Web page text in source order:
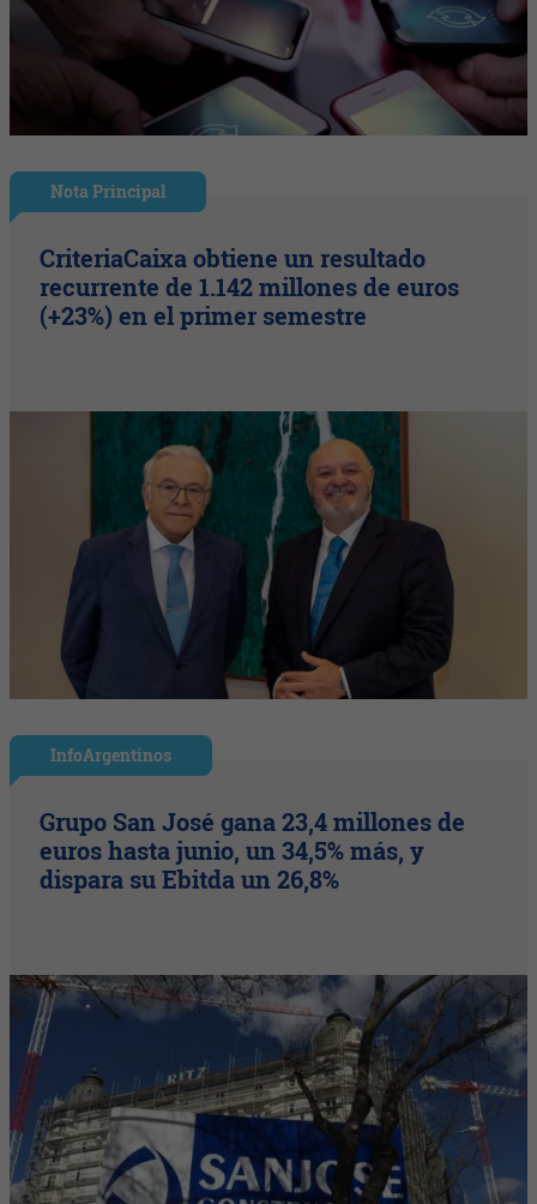
Nota Principal
CriteriaCaixa obtiene un resultado
recurrente de 1.142 millones de euros
(+23%) en el primer semestre
InfoArgentinos
Grupo San José gana 23,4 millones de
euros hasta junio, un 34,5% más, y
dispara su Ebitda un 26,8%